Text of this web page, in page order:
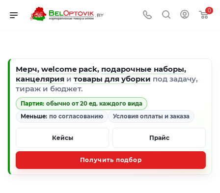
0
Мерч, welcome pack, подарочные наборы,
канцелярия и товары для уборки под задачу,
тираж и бюджет.
Партия: обычно от 20 ед. каждого вида
Меньше: по согласованию Условия оплаты и заказа
Кейсы Прайс
Получить подбор